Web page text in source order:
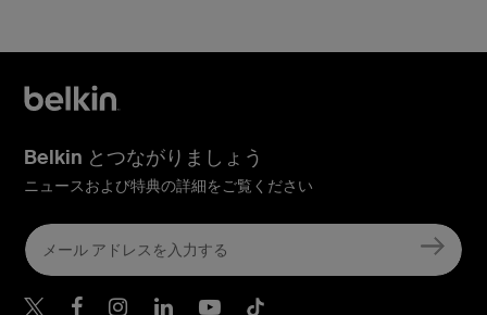
Belkin とつながりましょう
ニュースおよび特典の詳細をご覧ください
Belkin Twitter
Belkin Facebook
Belkin Instagram
Belkin LinkedIn
Belkin Youtube
Belkin TikTok